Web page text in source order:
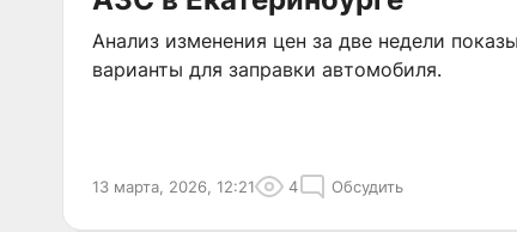
Анализ изменения цен за две недели
варианты для заправки автомобиля.
13 марта, 2026, 12:21 4 Обсудить